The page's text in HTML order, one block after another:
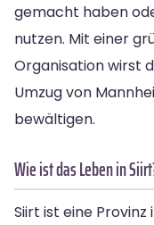
gemacht haben
nutzen. Mit einer
Organisation wirst
Umzug von
bewältigen.
Wie ist das Leben in
Siirt ist eine